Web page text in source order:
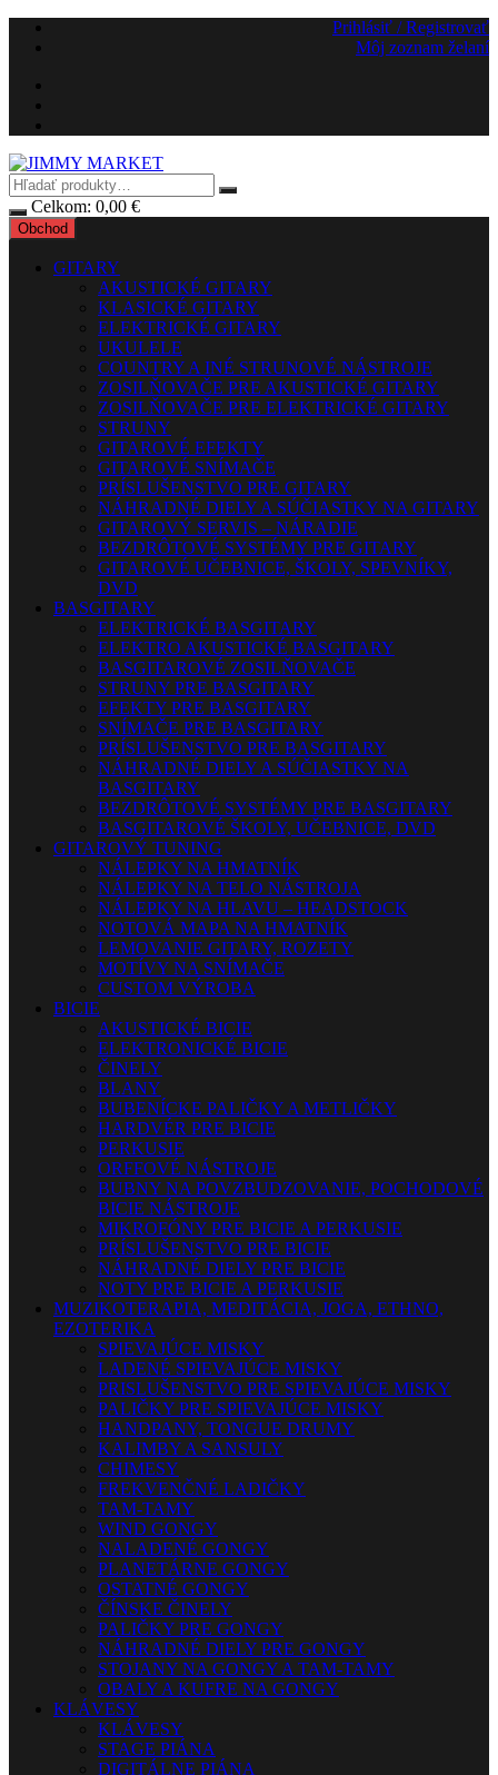
Preskočiť
Prihlásiť / Registrovať
Môj zoznam želaní
Celkom: 0,00 €
Obchod
GITARY
AKUSTICKÉ GITARY
KLASICKÉ GITARY
ELEKTRICKÉ GITARY
UKULELE
COUNTRY A INÉ STRUNOVÉ NÁSTROJE
ZOSILŇOVAČE PRE AKUSTICKÉ GITARY
ZOSILŇOVAČE PRE ELEKTRICKÉ GITARY
STRUNY
GITAROVÉ EFEKTY
GITAROVÉ SNÍMAČE
PRÍSLUŠENSTVO PRE GITARY
NÁHRADNÉ DIELY A SÚČIASTKY NA GITARY
GITAROVÝ SERVIS – NÁRADIE
BEZDRÔTOVÉ SYSTÉMY PRE GITARY
GITAROVÉ UČEBNICE, ŠKOLY, SPEVNÍKY,
DVD
BASGITARY
ELEKTRICKÉ BASGITARY
ELEKTRO AKUSTICKÉ BASGITARY
BASGITAROVÉ ZOSILŇOVAČE
STRUNY PRE BASGITARY
EFEKTY PRE BASGITARY
SNÍMAČE PRE BASGITARY
PRÍSLUŠENSTVO PRE BASGITARY
NÁHRADNÉ DIELY A SÚČIASTKY NA
BASGITARY
BEZDRÔTOVÉ SYSTÉMY PRE BASGITARY
BASGITAROVÉ ŠKOLY, UČEBNICE, DVD
GITAROVÝ TUNING
NÁLEPKY NA HMATNÍK
NÁLEPKY NA TELO NÁSTROJA
NÁLEPKY NA HLAVU – HEADSTOCK
NOTOVÁ MAPA NA HMATNÍK
LEMOVANIE GITARY, ROZETY
MOTÍVY NA SNÍMAČE
CUSTOM VÝROBA
BICIE
AKUSTICKÉ BICIE
ELEKTRONICKÉ BICIE
ČINELY
BLANY
BUBENÍCKE PALIČKY A METLIČKY
HARDVÉR PRE BICIE
PERKUSIE
ORFFOVÉ NÁSTROJE
BUBNY NA POVZBUDZOVANIE, POCHODOVÉ
BICIE NÁSTROJE
MIKROFÓNY PRE BICIE A PERKUSIE
PRÍSLUŠENSTVO PRE BICIE
NÁHRADNÉ DIELY PRE BICIE
NOTY PRE BICIE A PERKUSIE
MUZIKOTERAPIA, MEDITÁCIA, JOGA, ETHNO,
EZOTERIKA
SPIEVAJÚCE MISKY
LADENÉ SPIEVAJÚCE MISKY
PRISLUŠENSTVO PRE SPIEVAJÚCE MISKY
PALIČKY PRE SPIEVAJÚCE MISKY
HANDPANY, TONGUE DRUMY
KALIMBY A SANSULY
CHIMESY
FREKVENČNÉ LADIČKY
TAM-TAMY
WIND GONGY
NALADENÉ GONGY
PLANETÁRNE GONGY
OSTATNÉ GONGY
ČÍNSKE ČINELY
PALIČKY PRE GONGY
NÁHRADNÉ DIELY PRE GONGY
STOJANY NA GONGY A TAM-TAMY
OBALY A KUFRE NA GONGY
KLÁVESY
KLÁVESY
STAGE PIÁNA
DIGITÁLNE PIÁNA